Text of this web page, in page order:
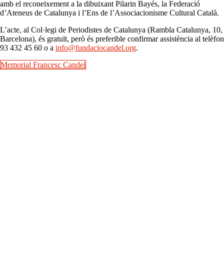
amb el reconeixement a la dibuixant Pilarin Bayés, la Federació
d’Ateneus de Catalunya i l’Ens de l’Associacionisme Cultural Català.
L’acte, al Col·legi de Periodistes de Catalunya (Rambla Catalunya, 10,
Barcelona), és gratuït, però és preferible confirmar assistència al telèfon
93 432 45 60 o a info@fundaciocandel.org.
Memorial Francesc Candel